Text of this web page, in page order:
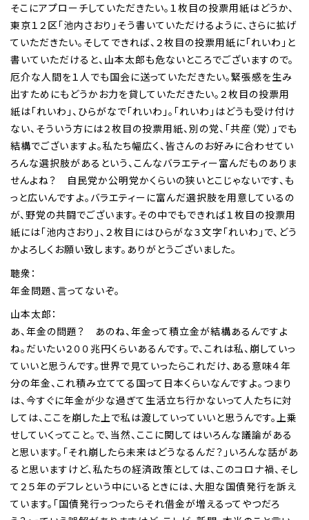
そこにアプローチしていただきたい。１枚目の投票用紙はどうか、
東京１２区「池内さおり」そう書いていただけるように、さらに拡げ
ていただきたい。そしてできれば、２枚目の投票用紙に「れいわ」と
書いていただけると、山本太郎も危ないところでございますので。
厄介な人間を１人でも国会に送っていただきたい。緊張感を生み
出すためにもどうかお力を貸していただきたい。２枚目の投票用
紙は「れいわ」、ひらがなで「れいわ」。「れいわ」はどうも受け付け
ない、そういう方には２枚目の投票用紙、別の党、「共産（党）」でも
結構でございますよ。私たち幅広く、皆さんのお好みに合わせてい
ろんな選択肢があるという、こんなバラエティー富んだものありま
せんよね？ 自民党か公明党かくらいの狭いとこじゃないです、も
っと広いんですよ。バラエティーに富んだ選択肢を用意しているの
が、野党の共闘でございます。その中でもできれば１枚目の投票用
紙には「池内さおり」、２枚目にはひらがな３文字「れいわ」で、どう
かよろしくお願い致します。ありがとうございました。
聴衆：
年金問題、言ってないぞ。
山本太郎：
あ、年金の問題？ あのね、年金って積立金が結構あるんですよ
ね。だいたい２００兆円くらいあるんです。で、これは私、崩していっ
ていいと思うんです。世界で見ていったらこれだけ、ある意味４年
分の年金、これ積み立ててる国って日本くらいなんですよ。つまり
は、今すぐに年金が少な過ぎて生活立ち行かないって人たちに対
しては、ここを崩した上で私は渡していっていいと思うんです。上乗
せしていくってこと。で、当然、ここに関してはいろんな議論がある
と思います。「それ崩したら未来はどうなるんだ？」いろんな話があ
ると思いますけど、私たちの経済政策としては、このコロナ禍、そし
て２５年のデフレという中にいるときには、大胆な国債発行を訴え
ています。「国債発行っつったらそれ借金が増えるってやつだろ